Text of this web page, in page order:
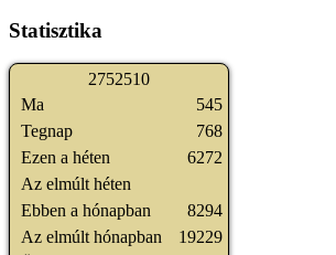
Statisztika
2752510
Ma
Tegnap
Ezen a héten
Az elmúlt héten
Ebben a hónapban
Az elmúlt hónapban
545
768
6272
8294
19229